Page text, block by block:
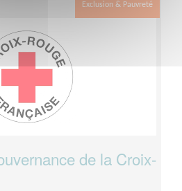
Exclusion & Pauvreté
de la Croix-